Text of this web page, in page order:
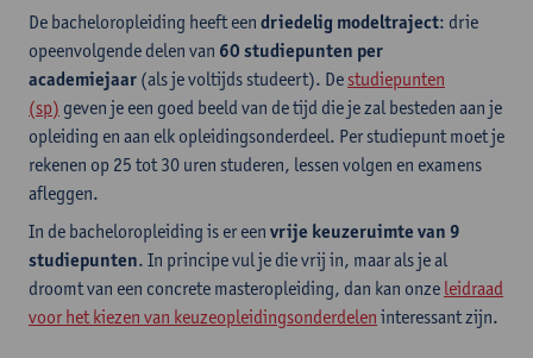
De bacheloropleiding heeft een driedelig modeltraject: drie
opeenvolgende delen van 60 studiepunten per
academiejaar (als je voltijds studeert). De studiepunten
(sp) geven je een goed beeld van de tijd die je zal besteden aan je
opleiding en aan elk opleidingsonderdeel. Per studiepunt moet je
rekenen op 25 tot 30 uren studeren, lessen volgen en examens
afleggen.
In de bacheloropleiding is er een vrije keuzeruimte van 9
studiepunten. In principe vul je die vrij in, maar als je al
droomt van een concrete masteropleiding, dan kan onze leidraad
voor het kiezen van keuzeopleidingsonderdelen interessant zijn.